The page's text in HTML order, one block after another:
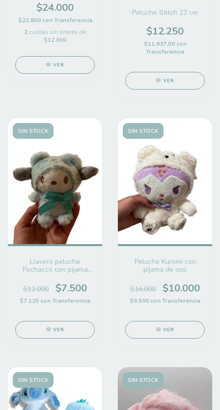
$24.000
$22.800 con Transferencia
2 cuotas sin interés de
$12.000
VER
Peluche Stitch 23 cm
$12.250
$11.637,50 con
Transferencia
VER
SIN STOCK
Llavero peluche
Pochacco con pijama
$12.000
$7.500
$7.125 conTransferencia
VER
SIN STOCK
Peluche Kuromi con
pijama de oso
$16.000 $10.000
$9.500 conTransferencia
VER
SIN STOCK SIN STOCK